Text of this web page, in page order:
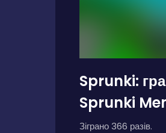
Sprunki:
Sprunki
Зіграно 366 разів.